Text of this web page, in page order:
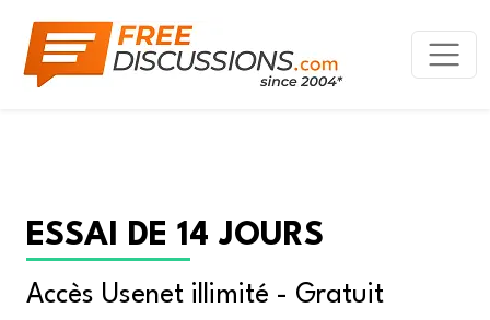
ESSAI DE 14 JOURS
Accès Usenet illimité - Gratuit